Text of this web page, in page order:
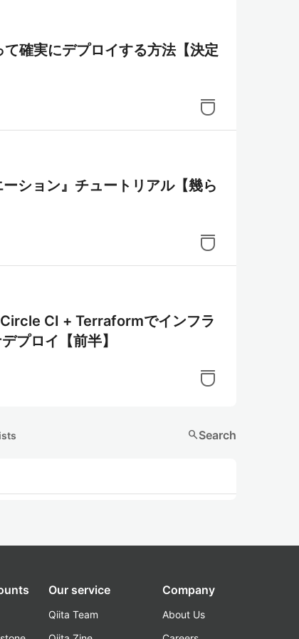
確実にデプロイする方法【決定
ション』チュートリアル【幾ら
CI + Terraformでインフラ
プロイ【前半】
searchSearch
Our service
Qiita Team
Company
About Us